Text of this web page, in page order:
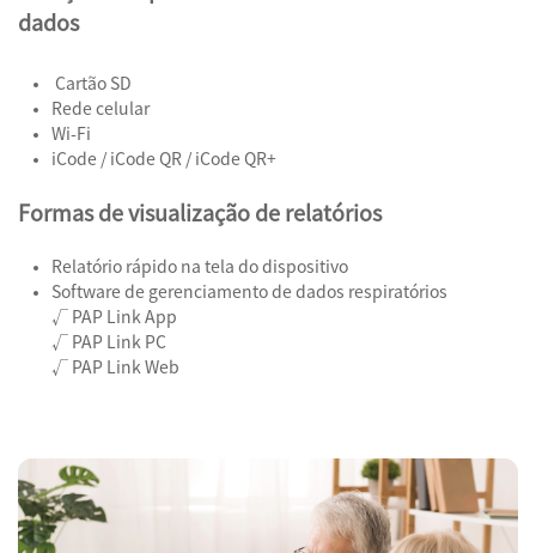
dados
Cartão SD
Rede celular
Wi-Fi
iCode / iCode QR / iCode QR+
Formas de visualização de relatórios
Relatório rápido na tela do dispositivo
Software de gerenciamento de dados respiratórios
√ PAP Link App
√ PAP Link PC
√ PAP Link Web